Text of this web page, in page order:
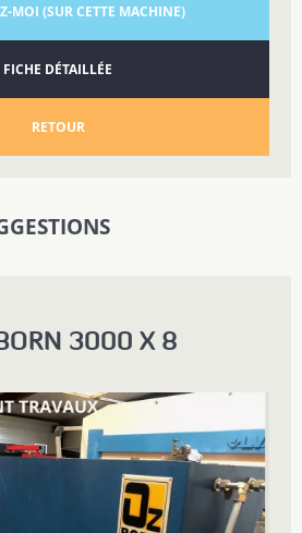
MOI (SUR CETTE MACHINE)
FICHE DÉTAILLÉE
RETOUR
3000 X 8